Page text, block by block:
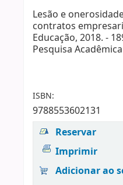
Lesão e
contratos
Educação, 2018. -
Pesquisa
ISBN:
9788553602131
Reservar
Imprimir
Adicionar ao